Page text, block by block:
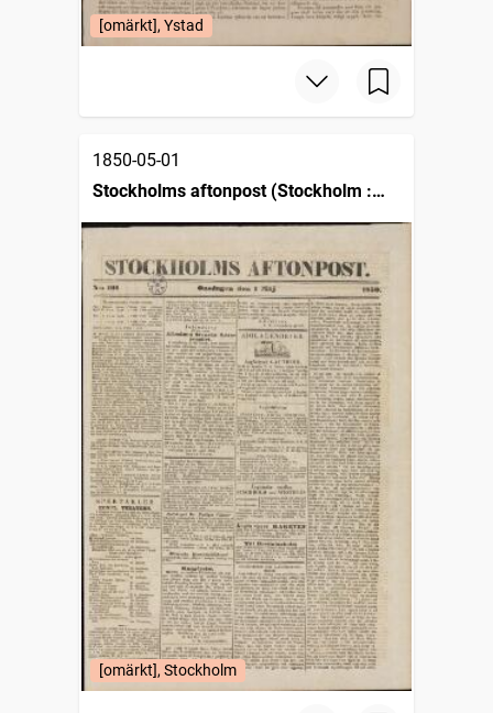
[omärkt], Ystad
1850-05-01
Stockholms aftonpost (Stockholm :
1848)
[omärkt], Stockholm